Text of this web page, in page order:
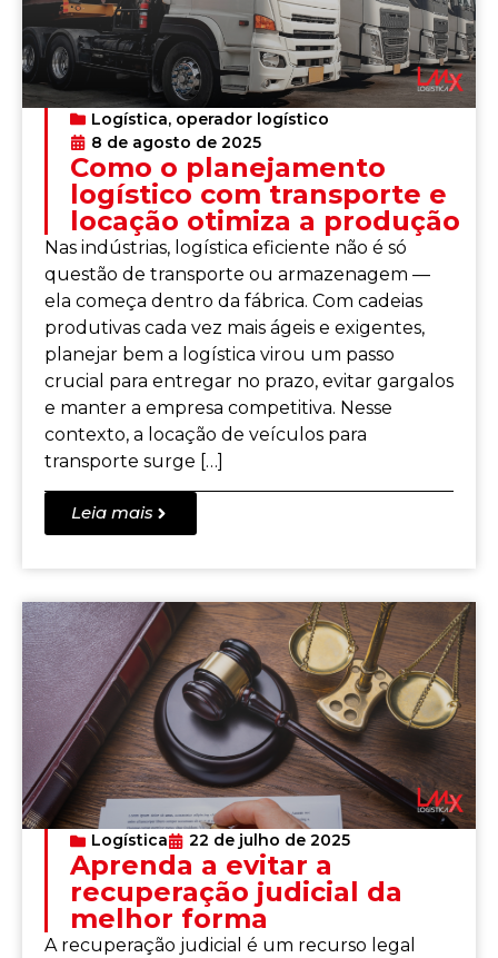
Logística, operador logístico
8 de agosto de 2025
Como o planejamento
logístico com transporte e
locação otimiza a produção
Nas indústrias, logística eficiente não é só
questão de transporte ou armazenagem —
ela começa dentro da fábrica. Com cadeias
produtivas cada vez mais ágeis e exigentes,
planejar bem a logística virou um passo
crucial para entregar no prazo, evitar gargalos
e manter a empresa competitiva. Nesse
contexto, a locação de veículos para
transporte surge […]
Leia mais
Logística 22 de julho de 2025
Aprenda a evitar a
recuperação judicial da
melhor forma
A recuperação judicial é um recurso legal